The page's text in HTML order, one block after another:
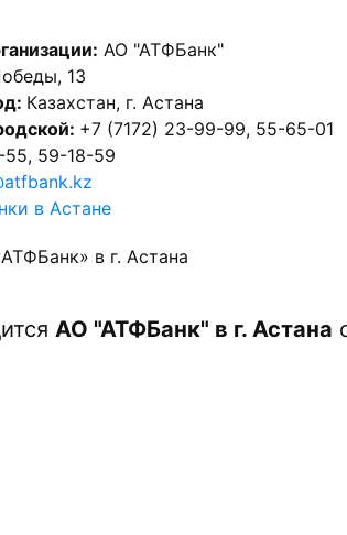
АО "АТФБанк"
13
Казахстан, г. Астана
+7 (7172) 23-99-99, 55-65-01
59-18-59
в Астане
в г. Астана
АО "АТФБанк" в г. Астана